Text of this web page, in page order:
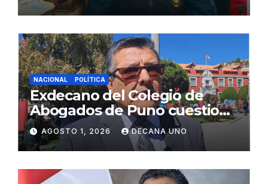
Fujimori
NACIONAL POLÍTICA
Exdecano del Colegio de
Abogados de Puno cuestiona
propuestas sobre seguridad
ciudadana
AGOSTO 1, 2026 DECANA UNO